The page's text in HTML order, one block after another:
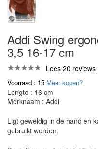
Addi Swing
3,5 16-17 cm
Lees 20 reviews
Voorraad : 15 Meer kopen?
Lengte : 16 cm
Merknaam : Addi
Ligt geweldig in de hand en
gebruikt worden.